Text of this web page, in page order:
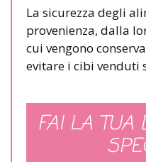
La sicurezza degli
provenienza, dalla
cui vengono
evitare i cibi venduti
FAI LA TUA